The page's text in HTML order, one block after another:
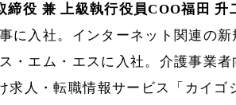
役 兼 上級執行役員COO福田 升
に入社。インターネット関連の
・エム・エスに入社。介護事業
求人・転職情報サービス「カイゴ